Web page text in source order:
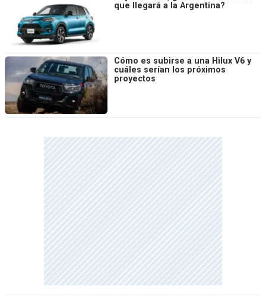
que llegará a la Argentina?
Cómo es subirse a una Hilux V6 y
cuáles serían los próximos
proyectos